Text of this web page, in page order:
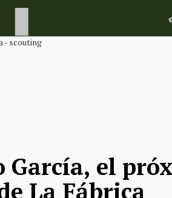
García, el
La Fábrica